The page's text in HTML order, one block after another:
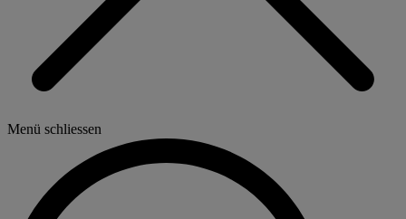
Menü schliessen